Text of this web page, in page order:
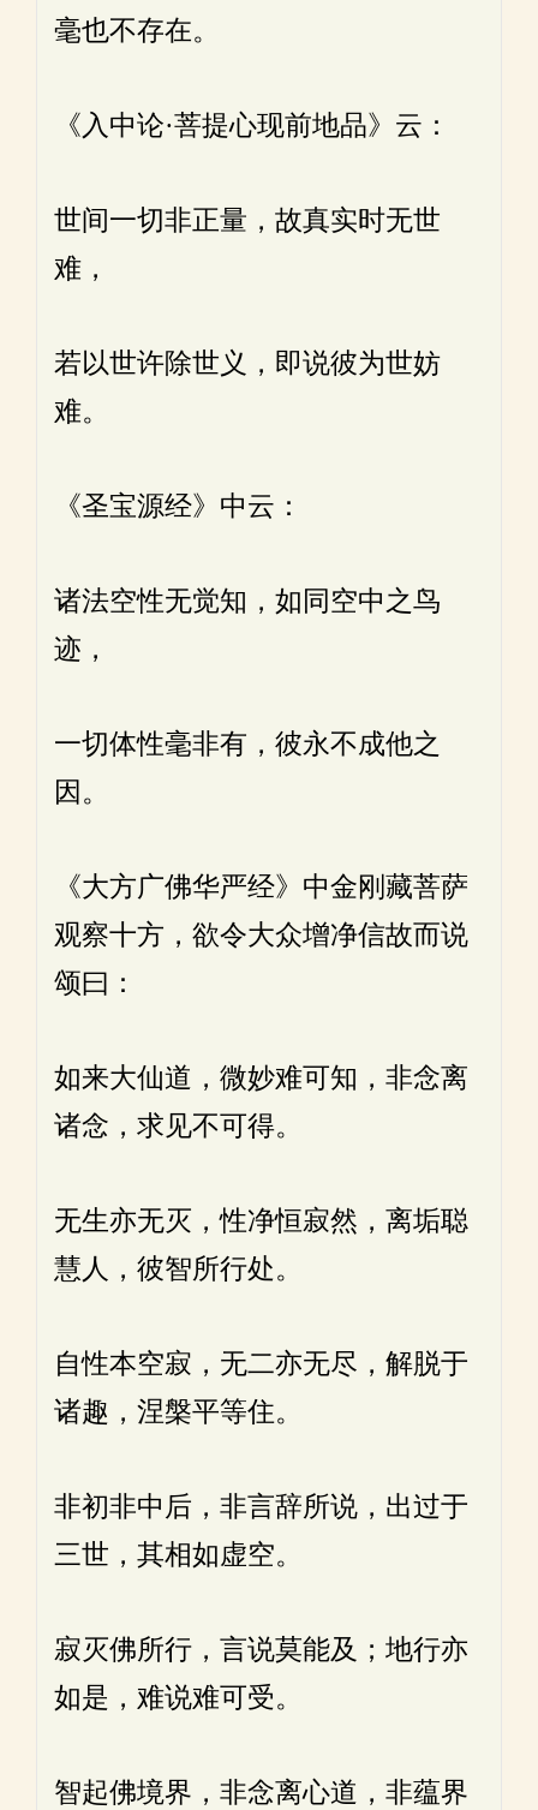
毫也不存在。
《入中论·菩提心现前地品》云：
世间一切非正量，故真实时无世
难，
若以世许除世义，即说彼为世妨
难。
《圣宝源经》中云：
诸法空性无觉知，如同空中之鸟
迹，
一切体性毫非有，彼永不成他之
因。
《大方广佛华严经》中金刚藏菩萨
观察十方，欲令大众增净信故而说
颂曰：
如来大仙道，微妙难可知，非念离
诸念，求见不可得。
无生亦无灭，性净恒寂然，离垢聪
慧人，彼智所行处。
自性本空寂，无二亦无尽，解脱于
诸趣，涅槃平等住。
非初非中后，非言辞所说，出过于
三世，其相如虚空。
寂灭佛所行，言说莫能及；地行亦
如是，难说难可受。
智起佛境界，非念离心道，非蕴界